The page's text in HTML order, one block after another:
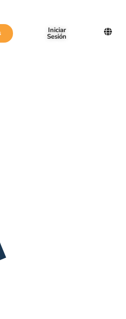
Iniciar
Sesión